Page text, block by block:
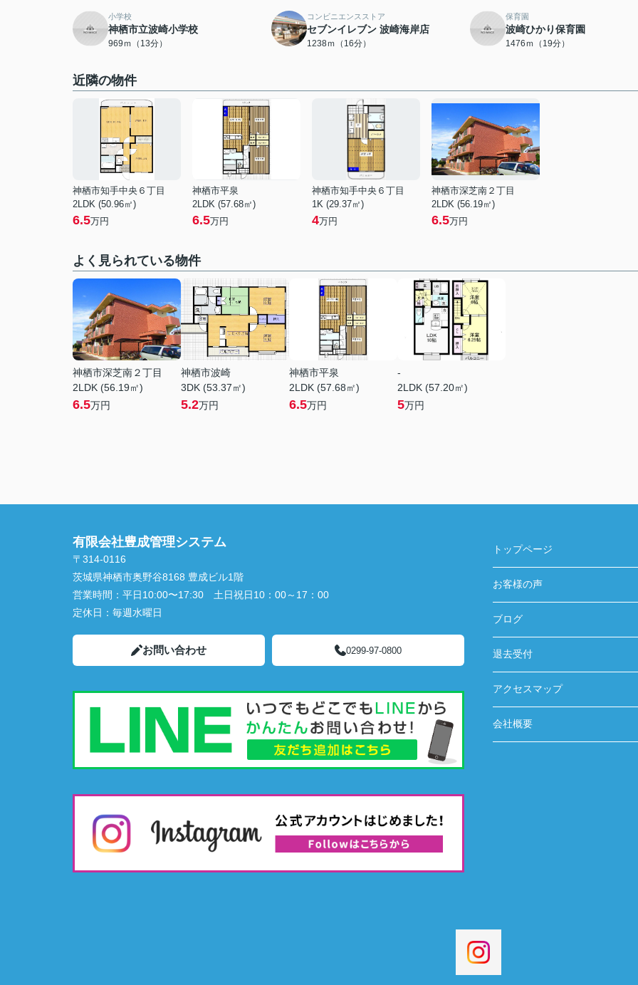
小学校
神栖市立波崎小学校
969ｍ（13分）
コンビニエンスストア
セブンイレブン 波崎海岸店
1238ｍ（16分）
保育園
波崎ひかり保育園
1476ｍ（19分）
近隣の物件
神栖市知手中央６丁目
2LDK (50.96㎡)
6.5万円
神栖市平泉
2LDK (57.68㎡)
6.5万円
神栖市知手中央６丁目
1K (29.37㎡)
4万円
神栖市深芝南２丁目
2LDK (56.19㎡)
6.5万円
よく見られている物件
神栖市深芝南２丁目
2LDK (56.19㎡)
6.5万円
神栖市波崎
3DK (53.37㎡)
5.2万円
神栖市平泉
2LDK (57.68㎡)
6.5万円
-
2LDK (57.20㎡)
5万円
有限会社豊成管理システム
〒314-0116
茨城県神栖市奥野谷8168 豊成ビル1階
営業時間： 平日10:00〜17:30 土日祝日10：00～17：00
定休日： 毎週水曜日
お問い合わせ 0299-97-0800
トップページ
お客様の声
ブログ
退去受付
アクセスマップ
会社概要